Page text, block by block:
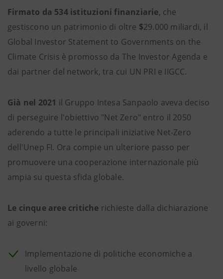
Firmato da 534 istituzioni finanziarie, che
gestiscono un patrimonio di oltre $29.000 miliardi, il
Global Investor Statement to Governments on the
Climate Crisis è promosso da The Investor Agenda e
dai partner del network, tra cui UN PRI e IIGCC.
Già nel 2021 il Gruppo Intesa Sanpaolo aveva deciso
di perseguire l'obiettivo "Net Zero" entro il 2050
aderendo a tutte le principali iniziative Net-Zero
dell'Unep FI. Ora compie un ulteriore passo per
promuovere una cooperazione internazionale più
ampia su questa sfida globale.
Le cinque aree critiche richieste dalla dichiarazione
ai governi:
Implementazione di politiche economiche a
livello globale